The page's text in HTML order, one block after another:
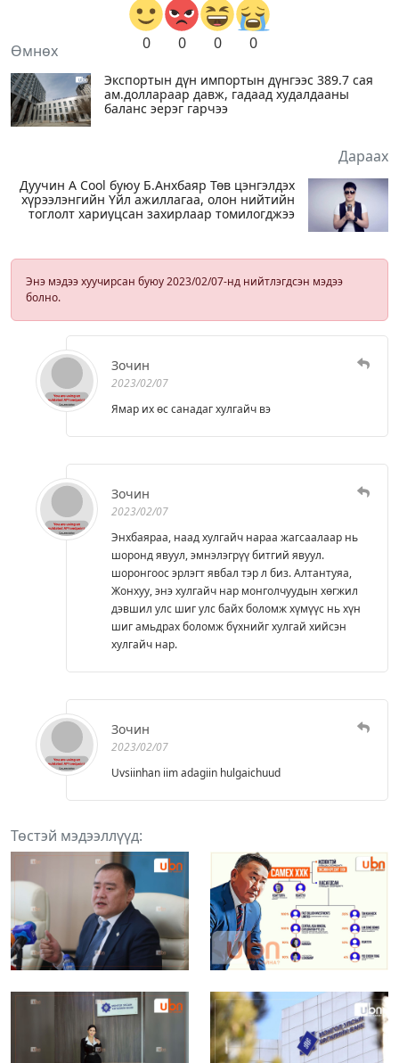
0 0 0 0
Өмнөх
Экспортын дүн импортын дүнгээс 389.7 сая
ам.доллараар давж, гадаад худалдааны
баланс эерэг гарчээ
Дараах
Дуучин A Cool буюу Б.Анхбаяр Төв цэнгэлдэх
хүрээлэнгийн Үйл ажиллагаа, олон нийтийн
тоглолт хариуцсан захирлаар томилогджээ
Энэ мэдээ хуучирсан буюу 2023/02/07-нд нийтлэгдсэн мэдээ
болно.
Зочин
2023/02/07
Ямар их өс санадаг хулгайч вэ
Зочин
2023/02/07
Энхбаяраа, наад хулгайч нараа жагсаалаар нь
шоронд явуул, эмнэлэгрүү битгий явуул.
шоронгоос эрлэгт явбал тэр л биз. Алтантуяа,
Жонхуу, энэ хулгайч нар монголчуудын хөгжил
дэвшил улс шиг улс байх боломж хүмүүс нь хүн
шиг амьдрах боломж бүхнийг хулгай хийсэн
хулгайч нар.
Зочин
2023/02/07
Uvsiinhan iim adagiin hulgaichuud
Төстэй мэдээллүүд: